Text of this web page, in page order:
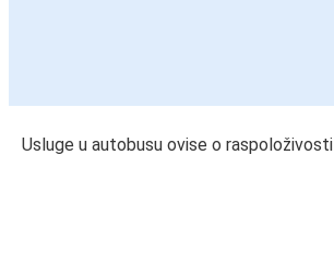
Usluge u autobusu ovise o raspoloživosti